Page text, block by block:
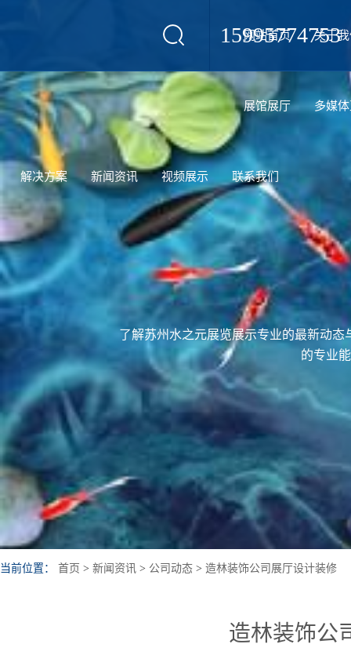
15995774753
网站首页 关于
展馆展厅 多媒
解决方案 新闻资讯 视频展示 联系我们
了解苏州水之元展览展示专业的最新动
的专业
当前位置： 首页 > 新闻资讯 > 公司动态 > 造林装饰公司展厅设计装修
造林装饰公